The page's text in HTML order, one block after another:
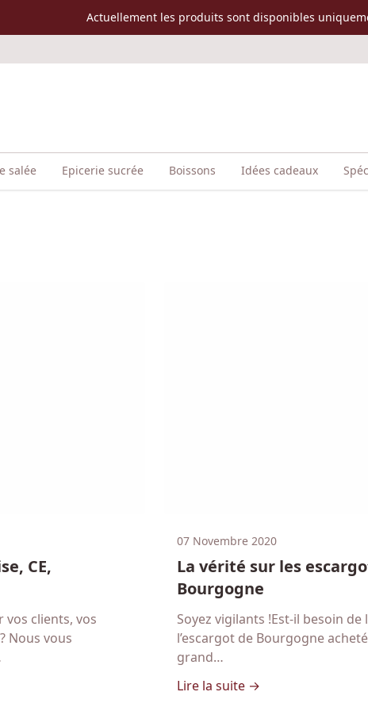
Actuellement les produits sont disponibles
salée Epicerie sucrée Boissons Idées cadeaux
CE,
vos clients, vos
Nous vous
07 Novembre 2020
La vérité sur les
Bourgogne
Soyez vigilants !Est-il besoin de
l’escargot de Bourgogne
grand…
Lire la suite →